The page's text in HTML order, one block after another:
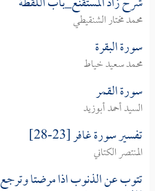
محمد مختار الشنقيطي
سورة البقرة
محمد سعيد خياط
سورة القمر
السيد أحمد أبوزيد
تفسير سورة غافر [23-28]
المنتصر الكتاني
تتوب عن الذنوب اذا مرضتا وترجع